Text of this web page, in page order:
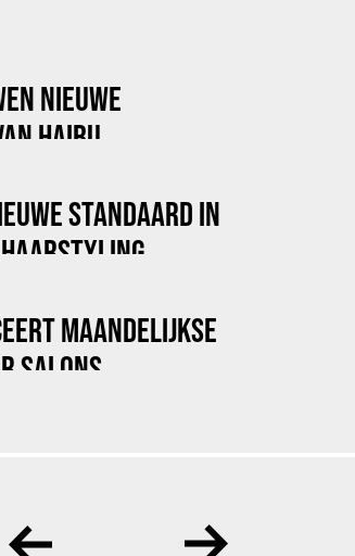
NIEUWE
HAIBU
STANDAARD IN
MAANDELIJKSE
SALONS